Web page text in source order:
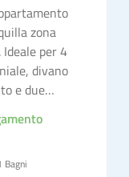
zona
per 4
divano
e due
e
per una
delle
Bagni